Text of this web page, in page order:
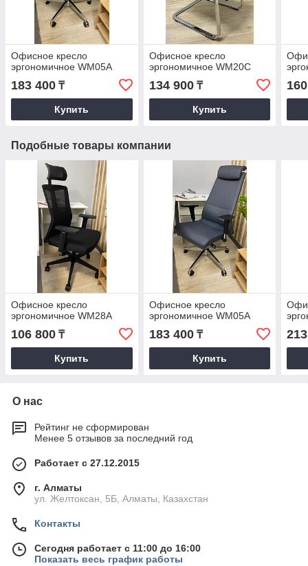
Офисное кресло
эргономичное WM05A
183 400 ₸
Купить
Офисное кресло
эргономичное WM20C
134 900₸
Купить
Подобные товары компании
Офисное кресло
эргономичное WM28A
106 800 ₸
Купить
Офисное кресло
эргономичное WM05A
183 400₸
Купить
О нас
Рейтинг не сформирован
Менее 5 отзывов за последний год
Работает с 27.12.2015
г. Алматы
ул. Желтоксан, 5Б, Алматы, Казахстан
Контакты
Сегодня работает с 11:00 до 16:00
Показать весь график работы